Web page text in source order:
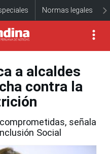
Normas legales
a alcaldes
contra la
señala
Social